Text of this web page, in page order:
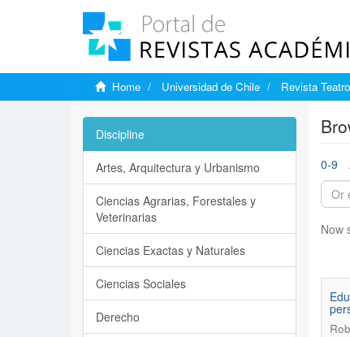
Home Universidad de Chile Revista Teatro
0-9
Now
Discipline
Artes, Arquitectura y Urbanismo
Ciencias Agrarias, Forestales y
Veterinarias
Ciencias Exactas y Naturales
Ciencias Sociales
Derecho